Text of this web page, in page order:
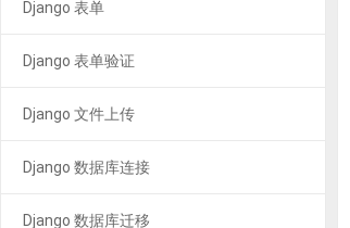
Django 表单
Django 表单验证
Django 文件上传
Django 数据库连接
Django 数据库迁移